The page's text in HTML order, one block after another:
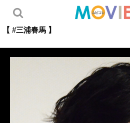
【 #三浦春馬 】